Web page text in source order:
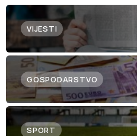
VIJESTI
GOSPODARSTVO
SPORT